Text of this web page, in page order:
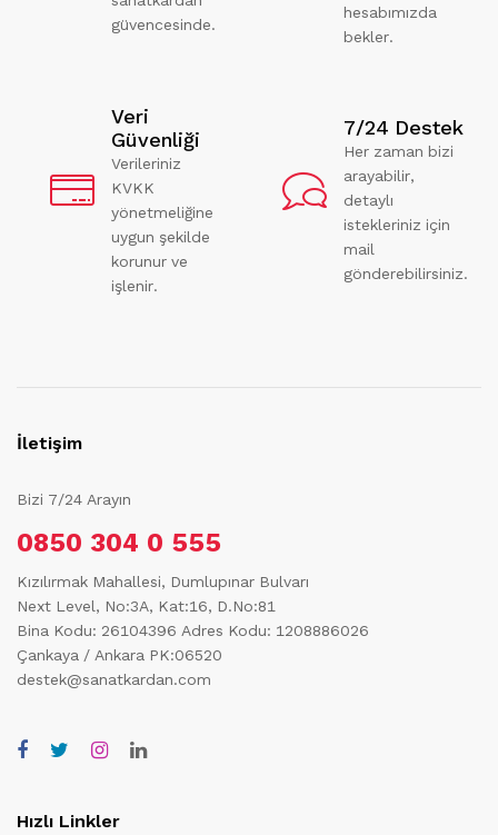
güvencesinde.
hesabımızda
bekler.
Veri
Güvenliği
Verileriniz
KVKK
yönetmeliğine
uygun şekilde
korunur ve
işlenir.
7/24 Destek
Her zaman bizi
arayabilir,
detaylı
istekleriniz için
mail
gönderebilirsiniz.
İletişim
Bizi 7/24 Arayın
0850 304 0 555
Kızılırmak Mahallesi, Dumlupınar Bulvarı
Next Level, No:3A, Kat:16, D.No:81
Bina Kodu: 26104396 Adres Kodu: 1208886026
Çankaya / Ankara PK:06520
destek@sanatkardan.com
Hızlı Linkler